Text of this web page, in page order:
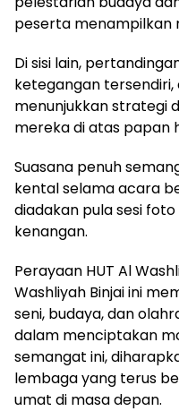
peserta menampilkan
Di sisi lain,
ketegangan
menunjukkan strategi
mereka di atas papan
Suasana penuh
kental selama acara
diadakan pula sesi
kenangan.
Perayaan HUT Al
Washliyah Binjai ini
seni, budaya, dan
dalam menciptakan
semangat ini,
lembaga yang terus
umat di masa depan.